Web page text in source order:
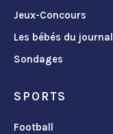
Jeux-Concours
Les bébés du journal
Sondages
SPORTS
Football